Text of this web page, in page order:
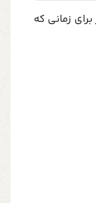
زمانی که